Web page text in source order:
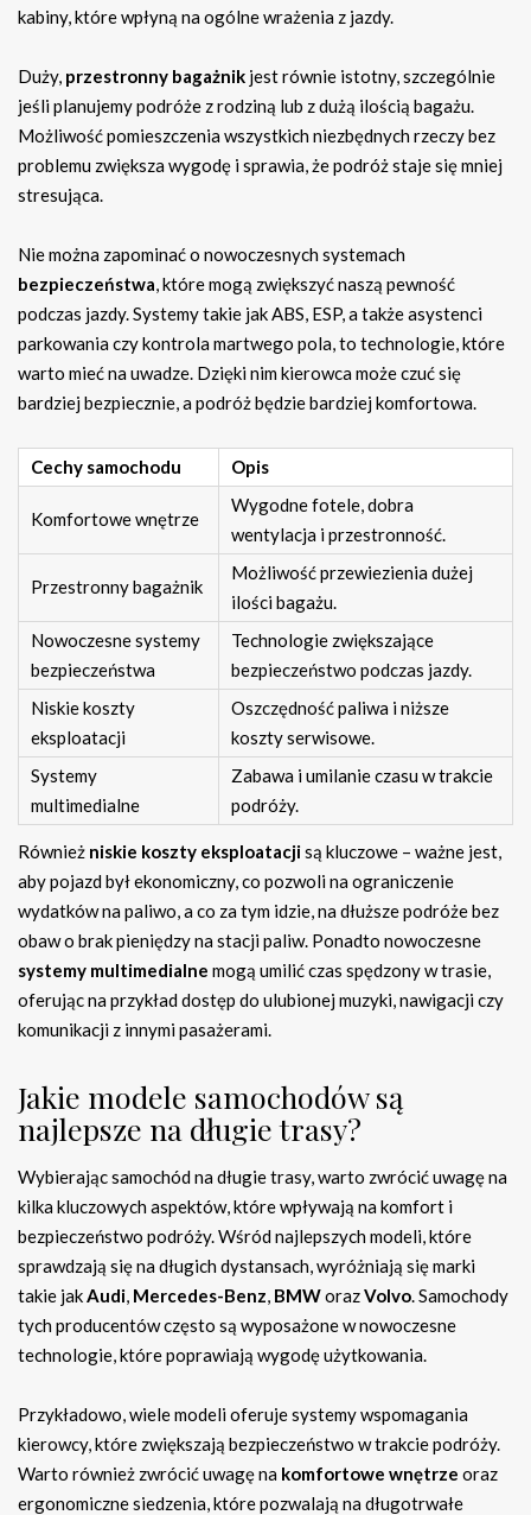
kabiny, które wpłyną na ogólne wrażenia z jazdy.
Duży, przestronny bagażnik jest równie istotny, szczególnie
jeśli planujemy podróże z rodziną lub z dużą ilością bagażu.
Możliwość pomieszczenia wszystkich niezbędnych rzeczy bez
problemu zwiększa wygodę i sprawia, że podróż staje się mniej
stresująca.
Nie można zapominać o nowoczesnych systemach
bezpieczeństwa, które mogą zwiększyć naszą pewność
podczas jazdy. Systemy takie jak ABS, ESP, a także asystenci
parkowania czy kontrola martwego pola, to technologie, które
warto mieć na uwadze. Dzięki nim kierowca może czuć się
bardziej bezpiecznie, a podróż będzie bardziej komfortowa.
Cechy samochodu Opis
Komfortowe wnętrze
Wygodne fotele, dobra
wentylacja i przestronność.
Przestronny bagażnik
Możliwość przewiezienia dużej
ilości bagażu.
Nowoczesne systemy
bezpieczeństwa
Technologie zwiększające
bezpieczeństwo podczas jazdy.
Niskie koszty
eksploatacji
Oszczędność paliwa i niższe
koszty serwisowe.
Systemy
multimedialne
Zabawa i umilanie czasu w trakcie
podróży.
Również niskie koszty eksploatacjisą kluczowe – ważne jest,
aby pojazd był ekonomiczny, co pozwoli na ograniczenie
wydatków na paliwo, a co za tym idzie, na dłuższe podróże bez
obaw o brak pieniędzy na stacji paliw. Ponadto nowoczesne
systemy multimedialne mogą umilić czas spędzony w trasie,
oferując na przykład dostęp do ulubionej muzyki, nawigacji czy
komunikacji z innymi pasażerami.
Jakie modele samochodów są
najlepsze na długie trasy?
Wybierając samochód na długie trasy, warto zwrócić uwagę na
kilka kluczowych aspektów, które wpływają na komfort i
bezpieczeństwo podróży. Wśród najlepszych modeli, które
sprawdzają się na długich dystansach, wyróżniają się marki
takie jakAudi, Mercedes-Benz, BMWorazVolvo. Samochody
tych producentów często są wyposażone w nowoczesne
technologie, które poprawiają wygodę użytkowania.
Przykładowo, wiele modeli oferuje systemy wspomagania
kierowcy, które zwiększają bezpieczeństwo w trakcie podróży.
Warto również zwrócić uwagę na komfortowe wnętrze oraz
ergonomiczne siedzenia, które pozwalają na długotrwałe